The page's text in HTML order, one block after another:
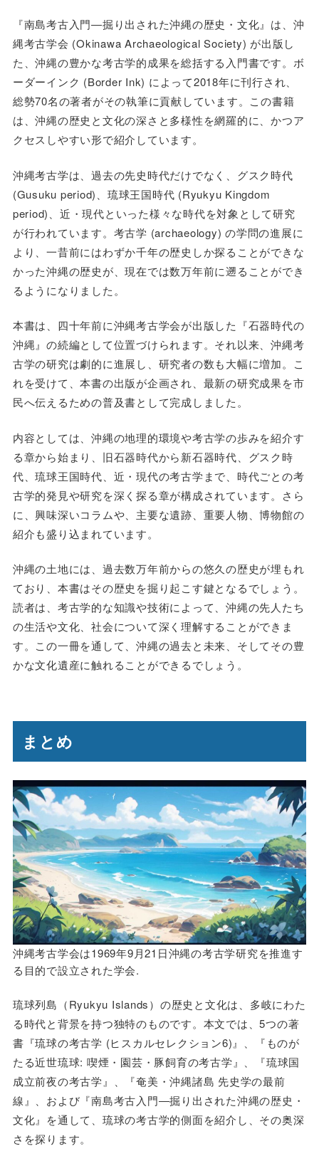
『南島考古入門―掘り出された沖縄の歴史・文化』は、沖
縄考古学会 (Okinawa Archaeological Society) が出版し
た、沖縄の豊かな考古学的成果を総括する入門書です。ボ
ーダーインク (Border Ink) によって2018年に刊行され、
総勢70名の著者がその執筆に貢献しています。この書籍
は、沖縄の歴史と文化の深さと多様性を網羅的に、かつア
クセスしやすい形で紹介しています。
沖縄考古学は、過去の先史時代だけでなく、グスク時代
(Gusuku period)、琉球王国時代 (Ryukyu Kingdom
period)、近・現代といった様々な時代を対象として研究
が行われています。考古学 (archaeology) の学問の進展に
より、一昔前にはわずか千年の歴史しか探ることができな
かった沖縄の歴史が、現在では数万年前に遡ることができ
るようになりました。
本書は、四十年前に沖縄考古学会が出版した『石器時代の
沖縄』の続編として位置づけられます。それ以来、沖縄考
古学の研究は劇的に進展し、研究者の数も大幅に増加。こ
れを受けて、本書の出版が企画され、最新の研究成果を市
民へ伝えるための普及書として完成しました。
内容としては、沖縄の地理的環境や考古学の歩みを紹介す
る章から始まり、旧石器時代から新石器時代、グスク時
代、琉球王国時代、近・現代の考古学まで、時代ごとの考
古学的発見や研究を深く探る章が構成されています。さら
に、興味深いコラムや、主要な遺跡、重要人物、博物館の
紹介も盛り込まれています。
沖縄の土地には、過去数万年前からの悠久の歴史が埋もれ
ており、本書はその歴史を掘り起こす鍵となるでしょう。
読者は、考古学的な知識や技術によって、沖縄の先人たち
の生活や文化、社会について深く理解することができま
す。この一冊を通して、沖縄の過去と未来、そしてその豊
かな文化遺産に触れることができるでしょう。
まとめ
沖縄考古学会は1969年9月21日沖縄の考古学研究を推進す
る目的で設立された学会.
琉球列島（Ryukyu Islands）の歴史と文化は、多岐にわた
る時代と背景を持つ独特のものです。本文では、5つの著
書『琉球の考古学 (ヒスカルセレクション6)』、『ものが
たる近世琉球: 喫煙・園芸・豚飼育の考古学』、『琉球国
成立前夜の考古学』、『奄美・沖縄諸島 先史学の最前
線』、および『南島考古入門―掘り出された沖縄の歴史・
文化』を通して、琉球の考古学的側面を紹介し、その奥深
さを探ります。